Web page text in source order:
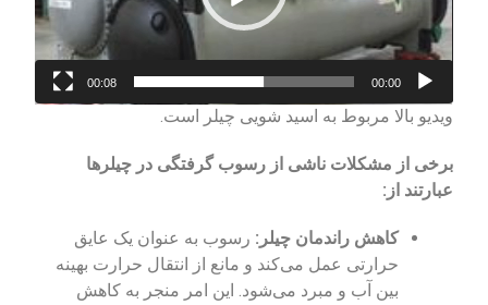
00:00
00:08
ویدیو بالا مربوط به اسید شویی چیلر است.
برخی از مشکلات ناشی از رسوب گرفتگی در چیلرها
عبارتند از:
کاهش راندمان چیلر: رسوب به عنوان یک عایق
حرارتی عمل می‌کند و مانع از انتقال حرارت بهینه
بین آب و مبرد می‌شود. این امر منجر به کاهش